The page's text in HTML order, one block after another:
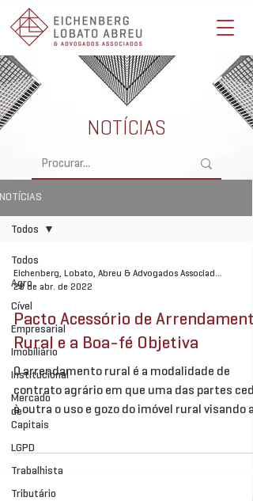
Eichenberg, Lobato, Abreu & Advogados Associados -
Advocacia Full Service
NOTÍCIAS
Todos
Agro
Cível
Empresarial
Imobiliário
Institucional
Mercado
de
Capitais
LGPD
Trabalhista
Tributário
Todos
Eichenberg, Lobato, Abreu & Advogados Associados
28 de abr. de 2022
Pacto Acessório de Arrendamento
Rural e a Boa-fé Objetiva
O arrendamento rural é a modalidade de
contrato agrário em que uma das partes cede
à outra o uso e gozo do imóvel rural visando
NOTÍCIAS